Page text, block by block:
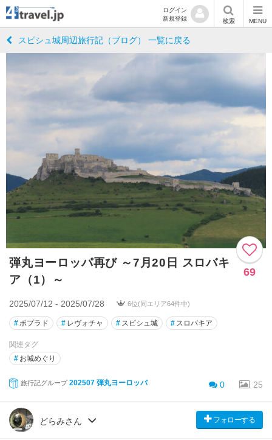
ログイン
新規登録
検索 MENU
スピシュ城周辺旅行記（ブログ） 一覧に戻る
弾丸ヨーロッパ再び ～7月20日 スロバキ
ア（1）～
69
2025/07/12 - 2025/07/28 6位(同エリア64件中)
#ポプラド # レヴォチャ # スピシュ城 # スロバキア
関連タグ
# お城めぐり
旅行記グループ 202507 弾丸ヨーロッパ 0 25
どらみさん フォローする